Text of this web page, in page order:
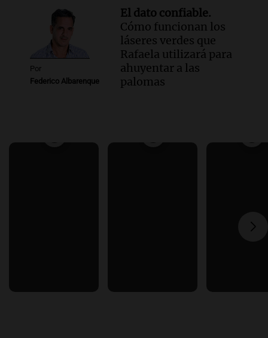
Por
Federico Albarenque
El dato confiable.
Cómo funcionan los
láseres verdes que
Rafaela utilizará para
ahuyentar a las
palomas